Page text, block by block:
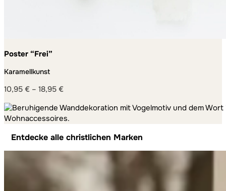
Poster “Frei”
Karamellkunst
10,95 € – 18,95 €
10,95 €
bis
Entdecke alle christlichen Marken